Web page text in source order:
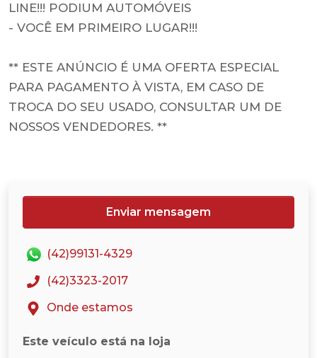
LINE!!! PODIUM AUTOMÓVEIS
- VOCÊ EM PRIMEIRO LUGAR!!!
** ESTE ANÚNCIO É UMA OFERTA ESPECIAL
PARA PAGAMENTO À VISTA, EM CASO DE
TROCA DO SEU USADO, CONSULTAR UM DE
NOSSOS VENDEDORES. **
Enviar mensagem
(42)99131-4329
(42)3323-2017
Onde estamos
Este veículo está na loja